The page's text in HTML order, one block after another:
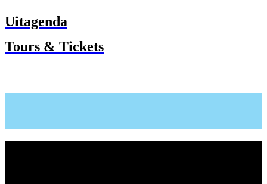
Uitagenda
Tours & Tickets